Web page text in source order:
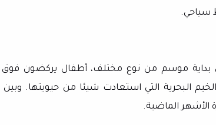
سياحي.
بداية موسم من نوع مختلف، أطفال يركضون فوق
البحرية التي استعادت شيئا من حيويتها.
الأشهر الماضية.